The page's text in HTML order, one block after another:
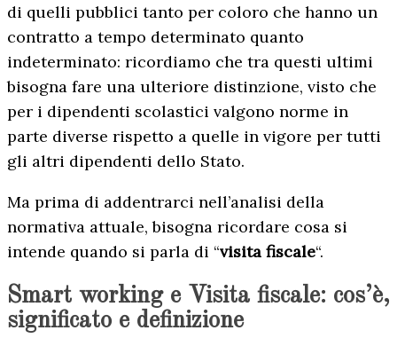
di quelli pubblici tanto per coloro che hanno un
contratto a tempo determinato quanto
indeterminato: ricordiamo che tra questi ultimi
bisogna fare una ulteriore distinzione, visto che
per i dipendenti scolastici valgono norme in
parte diverse rispetto a quelle in vigore per tutti
gli altri dipendenti dello Stato.
Ma prima di addentrarci nell’analisi della
normativa attuale, bisogna ricordare cosa si
intende quando si parla di “visita fiscale“.
Smart working e Visita fiscale: cos’è,
significato e definizione